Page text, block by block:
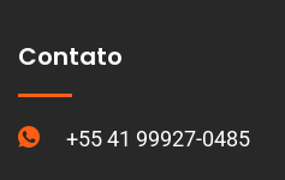
Contato
+55 41 99927-0485